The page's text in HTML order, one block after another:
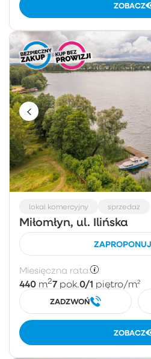
ZOBACZ
lokal komercyjny sprzedaż
Miłomłyn, ul. Ilińska
Miesięczna rata:
440 m27 pok.0/1 piętro/m²
ZADZWOŃ
ZOBACZ